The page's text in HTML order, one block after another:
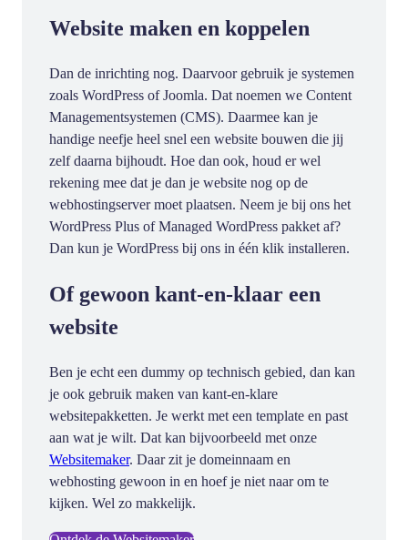
Website maken en koppelen
Dan de inrichting nog. Daarvoor gebruik je systemen
zoals WordPress of Joomla. Dat noemen we Content
Managementsystemen (CMS). Daarmee kan je
handige neefje heel snel een website bouwen die jij
zelf daarna bijhoudt. Hoe dan ook, houd er wel
rekening mee dat je dan je website nog op de
webhostingserver moet plaatsen. Neem je bij ons het
WordPress Plus of Managed WordPress pakket af?
Dan kun je WordPress bij ons in één klik installeren.
Of gewoon kant-en-klaar een
website
Ben je echt een dummy op technisch gebied, dan kan
je ook gebruik maken van kant-en-klare
websitepakketten. Je werkt met een template en past
aan wat je wilt. Dat kan bijvoorbeeld met onze
Websitemaker. Daar zit je domeinnaam en
webhosting gewoon in en hoef je niet naar om te
kijken. Wel zo makkelijk.